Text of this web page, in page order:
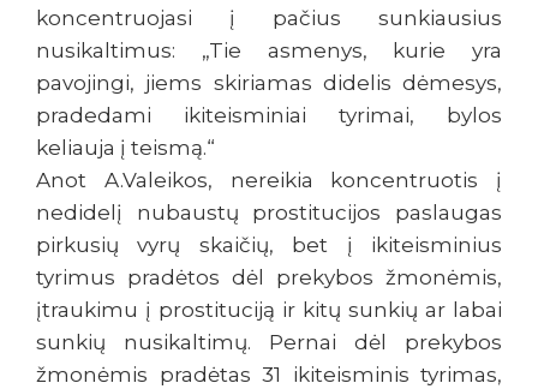
koncentruojasi į pačius sunkiausius
nusikaltimus: „Tie asmenys, kurie yra
pavojingi, jiems skiriamas didelis dėmesys,
pradedami ikiteisminiai tyrimai, bylos
keliauja į teismą.“
Anot A.Valeikos, nereikia koncentruotis į
nedidelį nubaustų prostitucijos paslaugas
pirkusių vyrų skaičių, bet į ikiteisminius
tyrimus pradėtos dėl prekybos žmonėmis,
įtraukimu į prostituciją ir kitų sunkių ar labai
sunkių nusikaltimų. Pernai dėl prekybos
žmonėmis pradėtas 31 ikiteisminis tyrimas,